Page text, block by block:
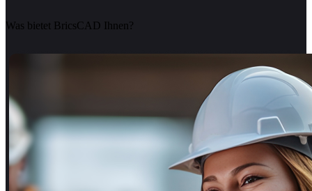
Was bietet BricsCAD Ihnen?